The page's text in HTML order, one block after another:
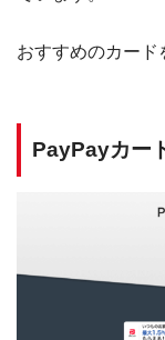
おすすめのカード
PayPayカー